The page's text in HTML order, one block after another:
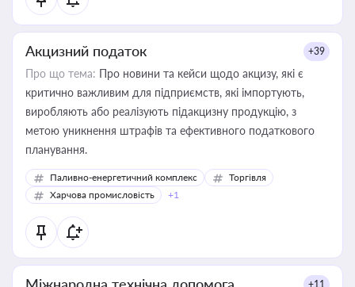
Акцизний податок +39
Про що тема: Про новини та кейси щодо акцизу, які є
критично важливим для підприємств, які імпортують,
виробляють або реалізують підакцизну продукцію, з
метою уникнення штрафів та ефективного податкового
планування.
Паливно-енергетичний комплекс
Торгівля
Харчова промисловість
+1
+11